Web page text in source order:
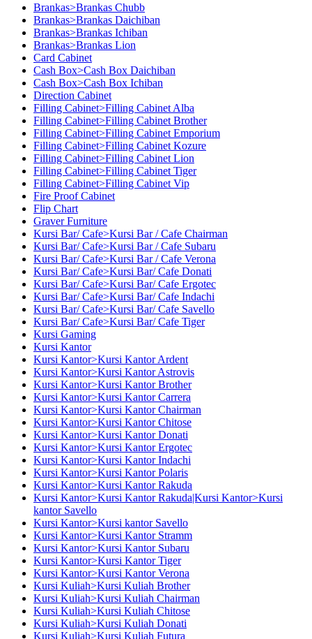
Brankas>Brankas Chubb
Brankas>Brankas Daichiban
Brankas>Brankas Ichiban
Brankas>Brankas Lion
Card Cabinet
Cash Box>Cash Box Daichiban
Cash Box>Cash Box Ichiban
Direction Cabinet
Filling Cabinet>Filling Cabinet Alba
Filling Cabinet>Filling Cabinet Brother
Filling Cabinet>Filling Cabinet Emporium
Filling Cabinet>Filling Cabinet Kozure
Filling Cabinet>Filling Cabinet Lion
Filling Cabinet>Filling Cabinet Tiger
Filling Cabinet>Filling Cabinet Vip
Fire Proof Cabinet
Flip Chart
Graver Furniture
Kursi Bar/ Cafe>Kursi Bar / Cafe Chairman
Kursi Bar/ Cafe>Kursi Bar / Cafe Subaru
Kursi Bar/ Cafe>Kursi Bar / Cafe Verona
Kursi Bar/ Cafe>Kursi Bar/ Cafe Donati
Kursi Bar/ Cafe>Kursi Bar/ Cafe Ergotec
Kursi Bar/ Cafe>Kursi Bar/ Cafe Indachi
Kursi Bar/ Cafe>Kursi Bar/ Cafe Savello
Kursi Bar/ Cafe>Kursi Bar/ Cafe Tiger
Kursi Gaming
Kursi Kantor
Kursi Kantor>Kursi Kantor Ardent
Kursi Kantor>Kursi Kantor Astrovis
Kursi Kantor>Kursi Kantor Brother
Kursi Kantor>Kursi Kantor Carrera
Kursi Kantor>Kursi Kantor Chairman
Kursi Kantor>Kursi Kantor Chitose
Kursi Kantor>Kursi Kantor Donati
Kursi Kantor>Kursi Kantor Ergotec
Kursi Kantor>Kursi Kantor Indachi
Kursi Kantor>Kursi Kantor Polaris
Kursi Kantor>Kursi Kantor Rakuda
Kursi Kantor>Kursi Kantor Rakuda|Kursi Kantor>Kursi
kantor Savello
Kursi Kantor>Kursi kantor Savello
Kursi Kantor>Kursi Kantor Stramm
Kursi Kantor>Kursi Kantor Subaru
Kursi Kantor>Kursi Kantor Tiger
Kursi Kantor>Kursi Kantor Verona
Kursi Kuliah>Kursi Kuliah Brother
Kursi Kuliah>Kursi Kuliah Chairman
Kursi Kuliah>Kursi Kuliah Chitose
Kursi Kuliah>Kursi Kuliah Donati
Kursi Kuliah>Kursi Kuliah Futura